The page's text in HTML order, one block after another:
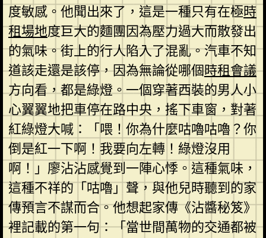
度敏感。他聞出來了，這是一種只有在極時
租場地度巨大的麵團因為壓力過大而散發出
的氣味。街上的行人陷入了混亂。汽車不知
道該走還是該停，因為無論從哪個時租會議
方向看，都是綠燈。一個穿著西裝的男人小
心翼翼地把車停在路中央，搖下車窗，對著
紅綠燈大喊：「喂！你為什麼咕嚕咕嚕？你
倒是紅一下啊！我要向左轉！綠燈沒用
啊！」廖沾沾感覺到一陣心悸。這種氣味，
這種不祥的「咕嚕」聲，與他兒時聽到的家
傳預言不謀而合。他想起家傳《沾醬秘笈》
裡記載的第一句：「當世間萬物的交通都被